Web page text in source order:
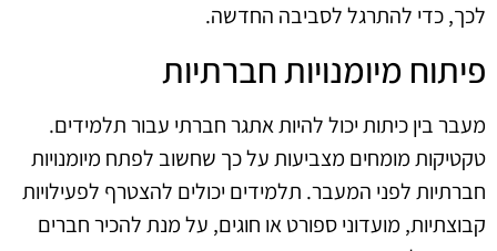
לכך, כדי להתרגל לסביבה החדשה.
פיתוח מיומנויות חברתיות
מעבר בין כיתות יכול להיות אתגר חברתי עבור תלמידים.
טקטיקות מומחים מצביעות על כך שחשוב לפתח מיומנויות
חברתיות לפני המעבר. תלמידים יכולים להצטרף לפעילויות
קבוצתיות, מועדוני ספורט או חוגים, על מנת להכיר חברים